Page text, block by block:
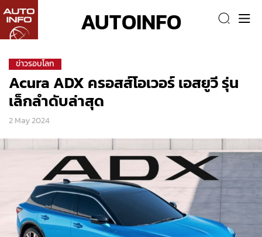
AUTOINFO
ข่าวรอบโลก
Acura ADX ครอสส์โอเวอร์ เอสยูวี รุ่น
เล็กลำดับล่าสุด
2 May 2024